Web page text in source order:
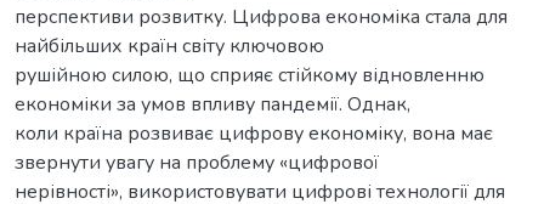
перспективи розвитку. Цифрова економіка стала для
найбільших країн світу ключовою
рушійною силою, що сприяє стійкому відновленню
економіки за умов впливу пандемії. Однак,
коли країна розвиває цифрову економіку, вона має
звернути увагу на проблему «цифрової
нерівності», використовувати цифрові технології для